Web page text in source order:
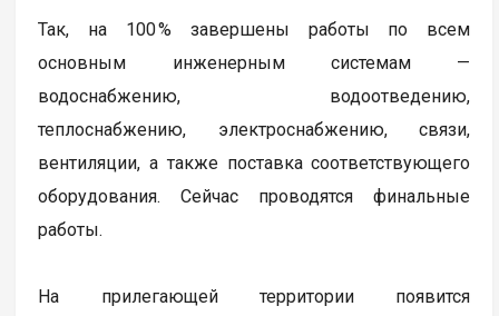
Так, на 100 % завершены работы по всем
основным инженерным системам —
водоснабжению, водоотведению,
теплоснабжению, электроснабжению, связи,
вентиляции, а также поставка соответствующего
оборудования. Сейчас проводятся финальные
работы.
На прилегающей территории появится